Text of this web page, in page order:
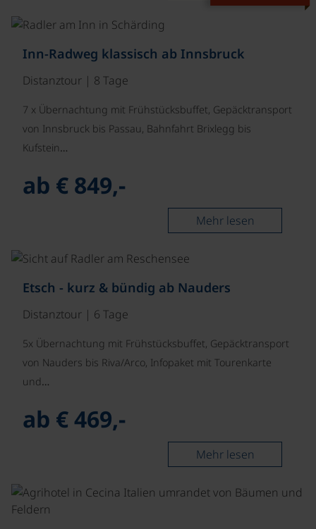
Inn-Radweg klassisch ab Innsbruck
Distanztour | 8 Tage
7 x Übernachtung mit Frühstücksbuffet, Gepäcktransport
von Innsbruck bis Passau, Bahnfahrt Brixlegg bis
Kufstein…
ab € 849,-
Mehr lesen
Etsch - kurz & bündig ab Nauders
Distanztour | 6 Tage
5x Übernachtung mit Frühstücksbuffet, Gepäcktransport
von Nauders bis Riva/Arco, Infopaket mit Tourenkarte
und…
ab € 469,-
Mehr lesen